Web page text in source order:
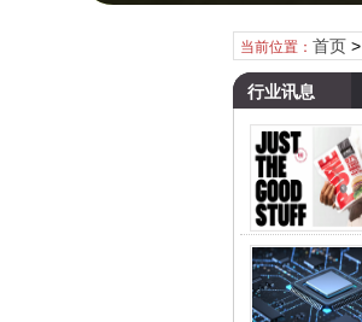
当前位置： 首页>
行业讯息